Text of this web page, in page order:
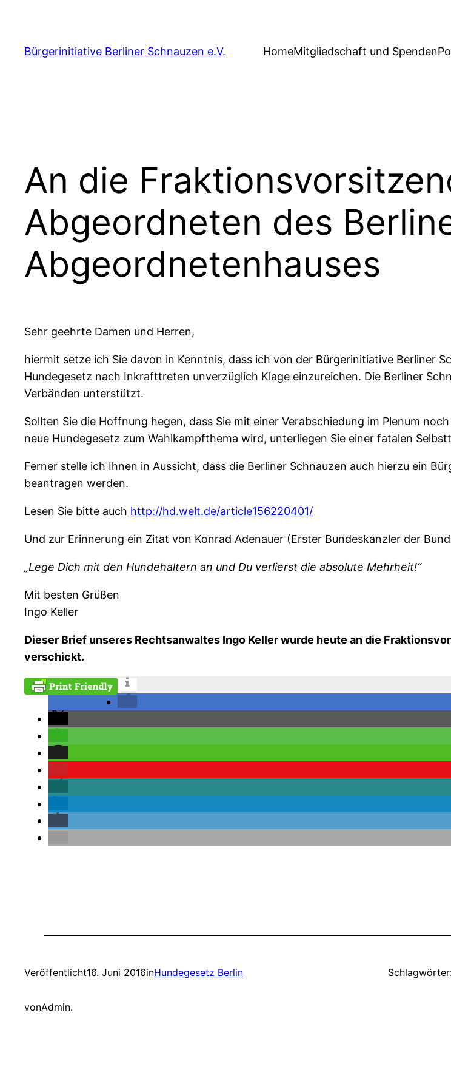
springen
Bürgerinitiative Berliner Schnauzen e.V. HomeMitgliedschaft und Spenden
An die
Abgeordneten des
Abgeordnetenhauses
Sehr geehrte Damen und Herren,
hiermit setze ich Sie davon in Kenntnis, dass ich von der Bürgerinitiative Berliner
Hundegesetz nach Inkrafttreten unverzüglich Klage einzureichen. Die Berliner
Verbänden unterstützt.
Sollten Sie die Hoffnung hegen, dass Sie mit einer Verabschiedung im Plenum
neue Hundegesetz zum Wahlkampfthema wird, unterliegen Sie einer fatalen
Ferner stelle ich Ihnen in Aussicht, dass die Berliner Schnauzen auch hierzu ein
beantragen werden.
Lesen Sie bitte auch http://hd.welt.de/article156220401/
Und zur Erinnerung ein Zitat von Konrad Adenauer (Erster Bundeskanzler der
„Lege Dich mit den Hundehaltern an und Du verlierst die absolute Mehrheit!“
Mit besten Grüßen
Ingo Keller
Dieser Brief unseres Rechtsanwaltes Ingo Keller wurde heute an die
verschickt.
Veröffentlicht16. Juni 2016inHundegesetz Berlin
vonAdmin.